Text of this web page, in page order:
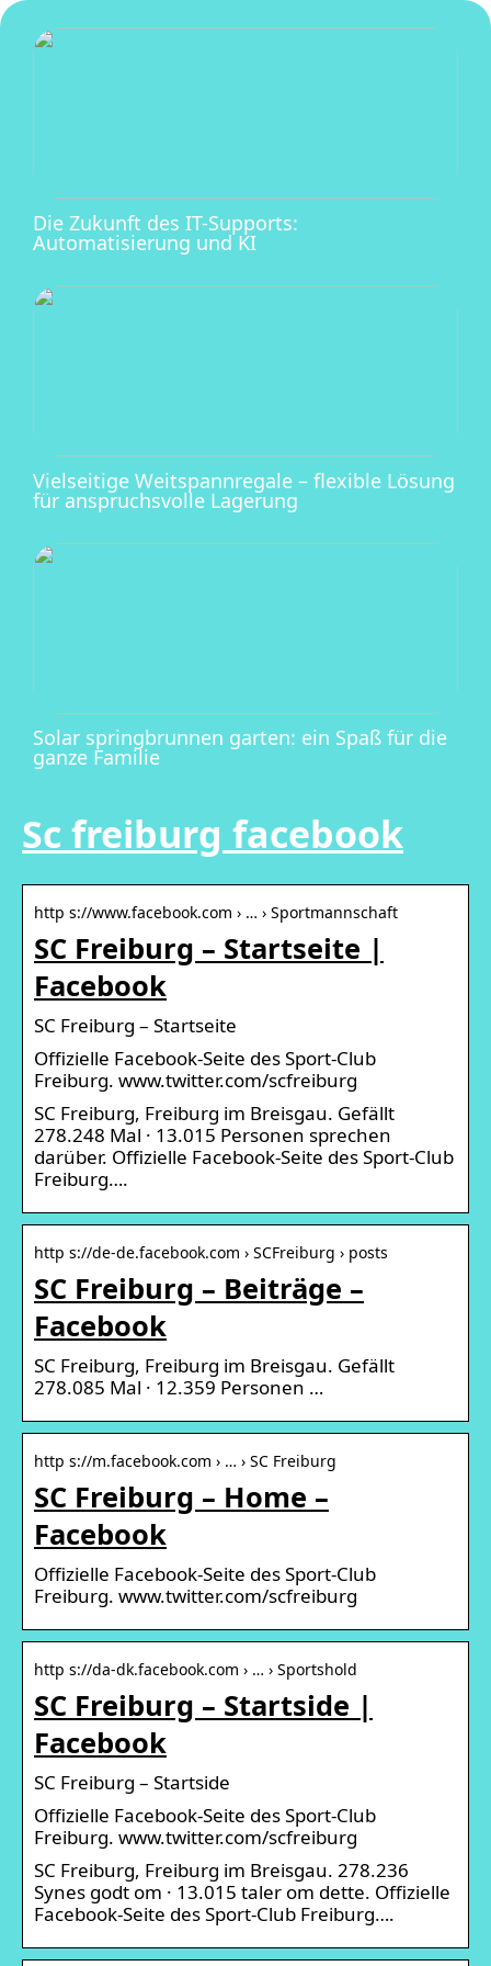
Die Zukunft des IT-Supports:
Automatisierung und KI
Vielseitige Weitspannregale – flexible Lösung
für anspruchsvolle Lagerung
Solar springbrunnen garten: ein Spaß für die
ganze Familie
Sc freiburg facebook
http s://www.facebook.com › … › Sportmannschaft
SC Freiburg – Startseite |
Facebook
SC Freiburg – Startseite
Offizielle Facebook-Seite des Sport-Club
Freiburg. www.twitter.com/scfreiburg
SC Freiburg, Freiburg im Breisgau. Gefällt
278.248 Mal · 13.015 Personen sprechen
darüber. Offizielle Facebook-Seite des Sport-Club
Freiburg….
http s://de-de.facebook.com › SCFreiburg › posts
SC Freiburg – Beiträge –
Facebook
SC Freiburg, Freiburg im Breisgau. Gefällt
278.085 Mal · 12.359 Personen …
http s://m.facebook.com › … › SC Freiburg
SC Freiburg – Home –
Facebook
Offizielle Facebook-Seite des Sport-Club
Freiburg. www.twitter.com/scfreiburg
http s://da-dk.facebook.com › … › Sportshold
SC Freiburg – Startside |
Facebook
SC Freiburg – Startside
Offizielle Facebook-Seite des Sport-Club
Freiburg. www.twitter.com/scfreiburg
SC Freiburg, Freiburg im Breisgau. 278.236
Synes godt om · 13.015 taler om dette. Offizielle
Facebook-Seite des Sport-Club Freiburg….